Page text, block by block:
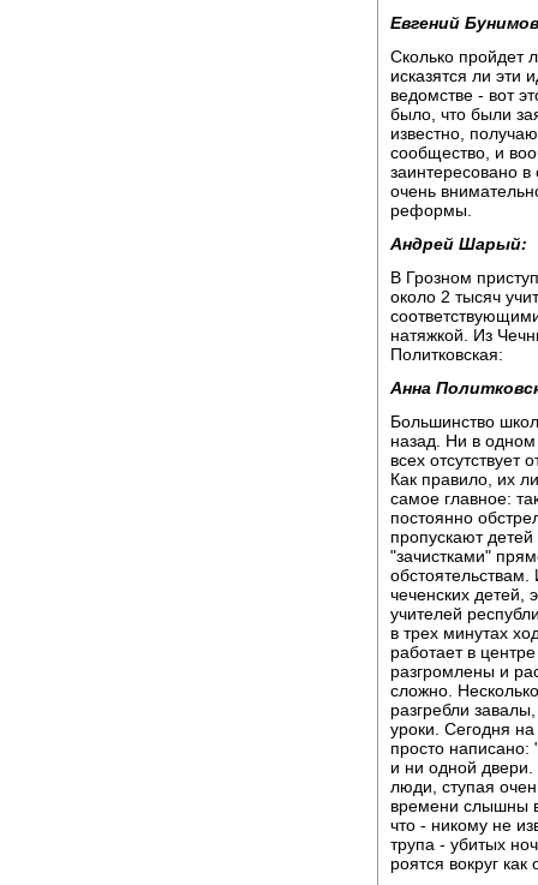
Евгений
Сколько пройдет
исказятся ли эти
ведомстве - вот
было, что были
известно,
сообщество, и
заинтересовано
очень
реформы.
Андрей Шарый:
В Грозном
около 2 тысяч
натяжкой. Из
Политковская:
Анна
Большинство
назад. Ни в одном
всех отсутствует
Как правило, их
самое главное:
постоянно
пропускают
"зачистками"
чеченских детей,
учителей
в трех минутах
работает в
разгромлены и
сложно.
разгребли
уроки. Сегодня
просто
и ни одной
люди, ступая
времени слышны
что - никому не
трупа - убитых
роятся вокруг